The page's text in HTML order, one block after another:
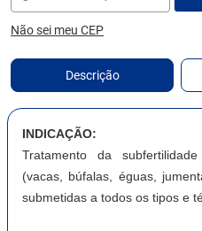
Não sei meu CEP
Descrição
INDICAÇÃO:
Tratamento da
(vacas, búfalas, éguas,
submetidas a todos os tipos e